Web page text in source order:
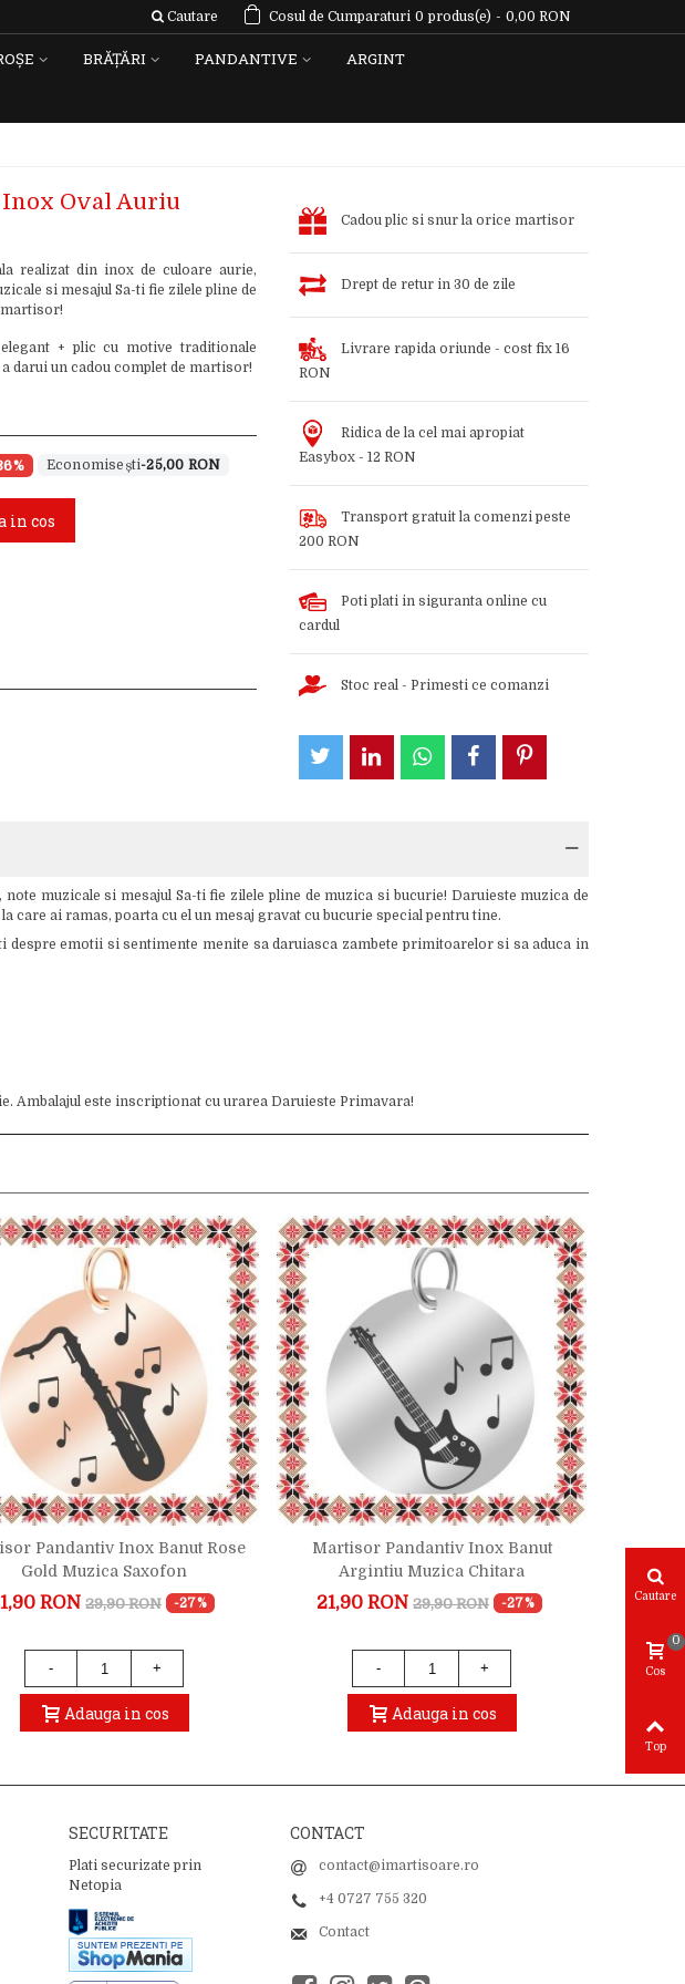
Cautare Cosul de Cumparaturi 0 produs(e) - 0,00 RON
BRĂȚĂRI PANDANTIVE
ARGINT
Inox Oval Auriu
realizat din inox de culoare aurie,
si mesajul Sa-ti fie zilele pline de
martisor!
+ plic cu motive traditionale
darui un cadou complet de martisor!
-25,00 RON
in cos
Cadou plic si snur la orice martisor
Drept de retur in 30 de zile
Livrare rapida oriunde - cost fix 16
RON
Ridica de la cel mai apropiat
Easybox - 12 RON
Transport gratuit la comenzi peste
200 RON
Poti plati in siguranta online cu
cardul
Stoc real - Primesti ce comanzi
muzicale si mesajul Sa-ti fie zilele pline de muzica si bucurie! Daruieste muzica de
care ai ramas, poarta cu el un mesaj gravat cu bucurie special pentru tine.
emotii si sentimente menite sa daruiasca zambete primitoarelor si sa aduca in
Ambalajul este inscriptionat cu urarea Daruieste Primavara!
Pandantiv Inox Banut Rose
Gold Muzica Saxofon
RON 29,90 RON -27%
- +
Adauga in cos
Martisor Pandantiv Inox Banut
Argintiu Muzica Chitara
21,90 RON 29,90 RON -27%
- +
Adauga in cos
SECURITATE
Plati securizate prin
Netopia
CONTACT
contact@imartisoare.ro
+4 0727 755 320
Contact
Cautare
Cos
0
Top